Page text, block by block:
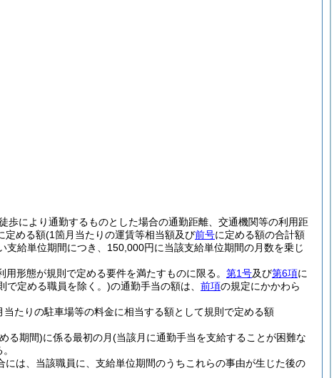
により通勤するものとした場合の通勤距離、交通機関等の利用距
定める額(1箇月当たりの運賃等相当額及び前号に定める額の合計額
給単位期間につき、150,000円に当該支給単位期間の月数を乗じ
用形態が規則で定める要件を満たすものに限る。 第1号及び第6項に
で定める職員を除く。)の通勤手当の額は、 前項の規定にかかわら
たりの駐車場等の料金に相当する額として規則で定める額
る期間)に係る最初の月(当該月に通勤手当を支給することが困難な
は、当該職員に、支給単位期間のうちこれらの事由が生じた後の